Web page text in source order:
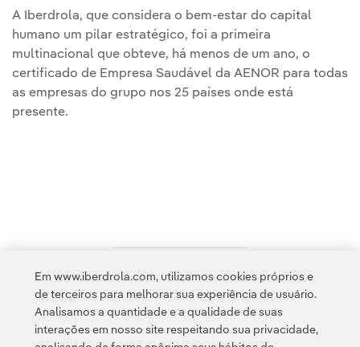
A Iberdrola, que considera o bem-estar do capital
humano um pilar estratégico, foi a primeira
multinacional que obteve, há menos de um ano, o
certificado de Empresa Saudável da AENOR para todas
as empresas do grupo nos 25 países onde está
presente.
Acesso a informação legal
Em www.iberdrola.com, utilizamos cookies próprios e
de terceiros para melhorar sua experiência de usuário.
Analisamos a quantidade e a qualidade de suas
interações em nosso site respeitando sua privacidade,